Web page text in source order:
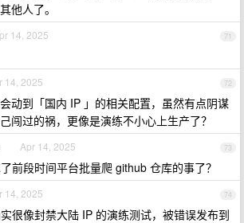
他人了。
71
14, 2025
72
14, 2025
动到「国内 IP 」的相关配置，虽然有点阴谋
闯过的祸，更像是演练不小心上生产了？
73
Apr 14, 2025
前段时间平台批量爬 github 仓库的事了？
74
14, 2025
很像封禁大陆 IP 的演练测试，被错误发布到